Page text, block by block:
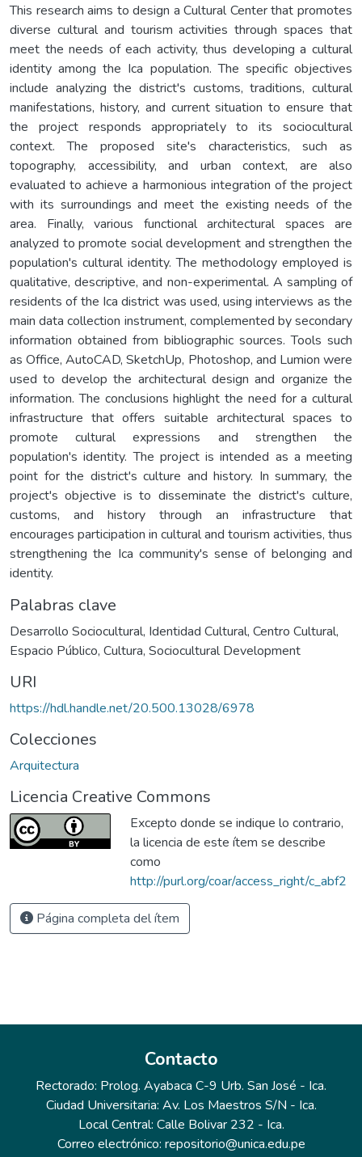
This research aims to design a Cultural Center that promotes
diverse cultural and tourism activities through spaces that
meet the needs of each activity, thus developing a cultural
identity among the Ica population. The specific objectives
include analyzing the district's customs, traditions, cultural
manifestations, history, and current situation to ensure that
the project responds appropriately to its sociocultural
context. The proposed site's characteristics, such as
topography, accessibility, and urban context, are also
evaluated to achieve a harmonious integration of the project
with its surroundings and meet the existing needs of the
area. Finally, various functional architectural spaces are
analyzed to promote social development and strengthen the
population's cultural identity. The methodology employed is
qualitative, descriptive, and non-experimental. A sampling of
residents of the Ica district was used, using interviews as the
main data collection instrument, complemented by secondary
information obtained from bibliographic sources. Tools such
as Office, AutoCAD, SketchUp, Photoshop, and Lumion were
used to develop the architectural design and organize the
information. The conclusions highlight the need for a cultural
infrastructure that offers suitable architectural spaces to
promote cultural expressions and strengthen the
population's identity. The project is intended as a meeting
point for the district's culture and history. In summary, the
project's objective is to disseminate the district's culture,
customs, and history through an infrastructure that
encourages participation in cultural and tourism activities, thus
strengthening the Ica community's sense of belonging and
identity.
Palabras clave
Desarrollo Sociocultural, Identidad Cultural, Centro Cultural,
Espacio Público, Cultura, Sociocultural Development
URI
https://hdl.handle.net/20.500.13028/6978
Colecciones
Arquitectura
Licencia Creative Commons
Excepto donde se indique lo contrario,
la licencia de este ítem se describe
como
http://purl.org/coar/access_right/c_abf2
Página completa del ítem
Contacto
Rectorado: Prolog. Ayabaca C-9 Urb. San José - Ica.
Ciudad Universitaria: Av. Los Maestros S/N - Ica.
Local Central: Calle Bolivar 232 - Ica.
Correo electrónico: repositorio@unica.edu.pe